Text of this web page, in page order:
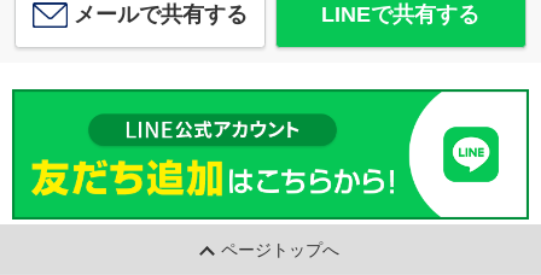
メールで共有する LINEで共有する
ページトップへ